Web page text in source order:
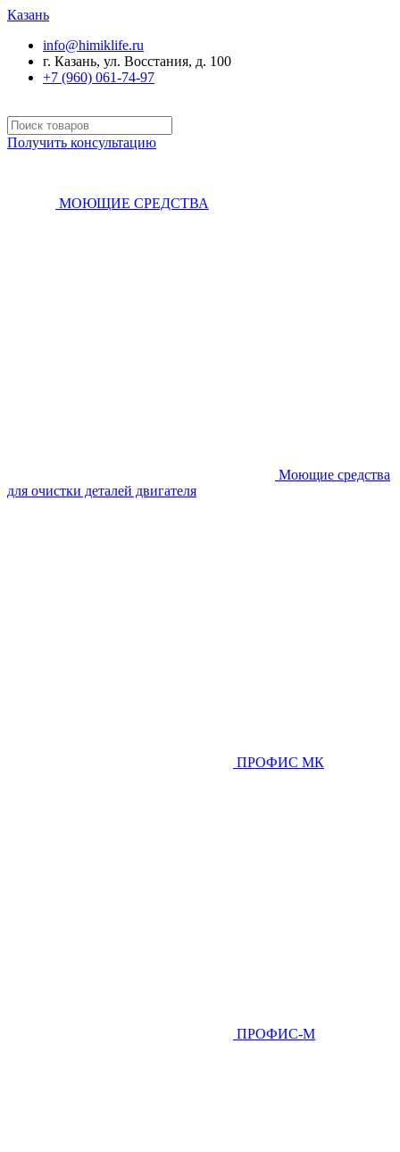
Казань
info@himiklife.ru
г. Казань, ул. Восстания, д. 100
+7 (960) 061-74-97
Получить консультацию
МОЮЩИЕ СРЕДСТВА
Моющие средства
для очистки деталей двигателя
ПРОФИС МК
ПРОФИС-М